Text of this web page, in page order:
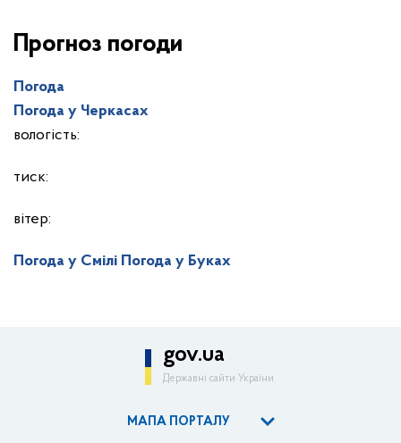
Прогноз погоди
Погода
Погода у Черкасах
вологість:
тиск:
вітер:
Погода у Смілі Погода у Буках
gov.ua
Державні сайти України
МАПА ПОРТАЛУ